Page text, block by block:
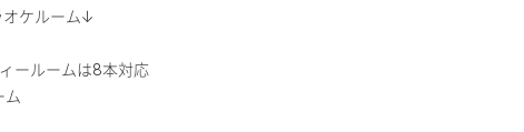
ケルーム↓
ールームは8本対応
ム